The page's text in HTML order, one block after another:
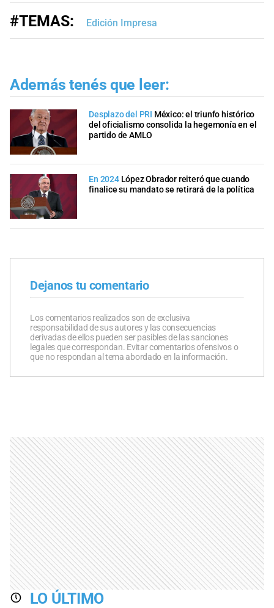
#TEMAS: Edición Impresa
Además tenés que leer:
Desplazo del PRI México: el triunfo histórico
del oficialismo consolida la hegemonía en el
partido de AMLO
En 2024 López Obrador reiteró que cuando
finalice su mandato se retirará de la política
Dejanos tu comentario
Los comentarios realizados son de exclusiva
responsabilidad de sus autores y las consecuencias
derivadas de ellos pueden ser pasibles de las sanciones
legales que correspondan. Evitar comentarios ofensivos o
que no respondan al tema abordado en la información.
LO ÚLTIMO